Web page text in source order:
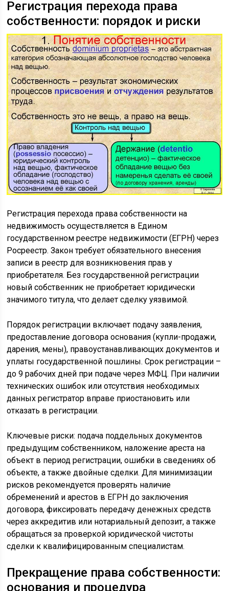
Регистрация перехода права
собственности: порядок и риски
Регистрация перехода права собственности на
недвижимость осуществляется в Едином
государственном реестре недвижимости (ЕГРН) через
Росреестр. Закон требует обязательного внесения
записи в реестр для возникновения прав у
приобретателя. Без государственной регистрации
новый собственник не приобретает юридически
значимого титула, что делает сделку уязвимой.
Порядок регистрации включает подачу заявления,
предоставление договора основания (купли-продажи,
дарения, мены), правоустанавливающих документов и
уплаты государственной пошлины. Срок регистрации –
до 9 рабочих дней при подаче через МФЦ. При наличии
технических ошибок или отсутствия необходимых
данных регистратор вправе приостановить или
отказать в регистрации.
Ключевые риски: подача поддельных документов
предыдущим собственником, наложение ареста на
объект в период регистрации, ошибки в сведениях об
объекте, а также двойные сделки. Для минимизации
рисков рекомендуется проверять наличие
обременений и арестов в ЕГРН до заключения
договора, фиксировать передачу денежных средств
через аккредитив или нотариальный депозит, а также
обращаться за проверкой юридической чистоты
сделки к квалифицированным специалистам.
Прекращение права собственности:
основания и процедура